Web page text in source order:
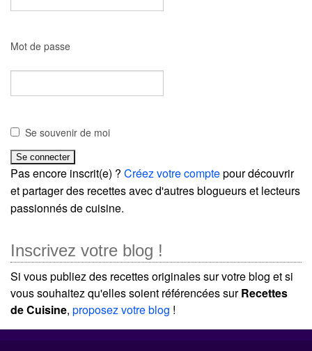
Mot de passe
Se souvenir de moi
Pas encore inscrit(e) ? Créez votre comptepour découvrir
et partager des recettes avec d'autres blogueurs et lecteurs
passionnés de cuisine.
Inscrivez votre blog !
Si vous publiez des recettes originales sur votre blog et si
vous souhaitez qu'elles soient référencées surRecettes
de Cuisine, proposez votre blog !